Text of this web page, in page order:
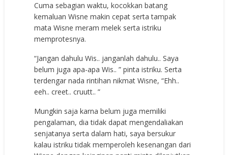
Cuma sebagian waktu, kocokkan batang
kemaluan Wisne makin cepat serta tampak
mata Wisne meram melek serta istriku
memprotesnya.
“Jangan dahulu Wis.. janganlah dahulu.. Saya
belum juga apa-apa Wis.. ” pinta istriku. Serta
terdengar nada rintihan nikmat Wisne, “Ehh..
eeh.. creet.. cruutt.. ”
Mungkin saja karna belum juga memiliki
pengalaman, dia tidak dapat mengendaliakan
senjatanya serta dalam hati, saya bersukur
kalau istriku tidak memperoleh kesenangan dari